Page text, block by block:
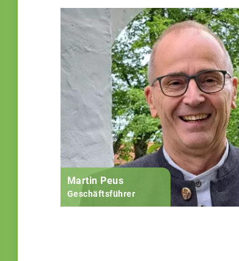
Martin Peus
Geschäftsführer